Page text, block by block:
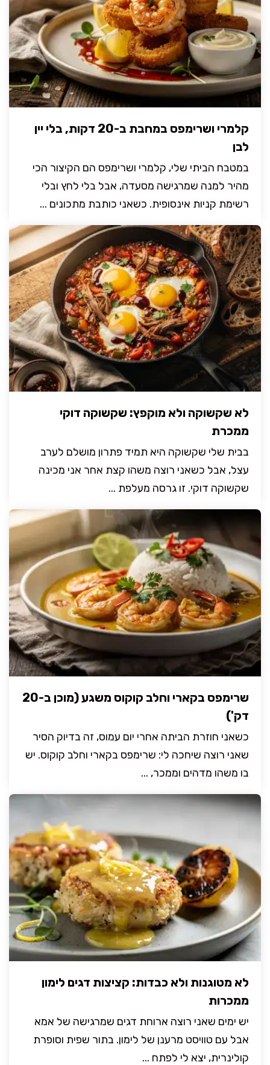
קלמרי ושרימפס במחבת ב-20 דקות, בלי יין
לבן
במטבח הביתי שלי, קלמרי ושרימפס הם הקיצור הכי
מהיר למנה שמרגישה מסעדה, אבל בלי לחץ ובלי
רשימת קניות אינסופית. כשאני כותבת מתכונים ...
לא שקשוקה ולא מוקפץ: שקשוקה דוקי
ממכרת
בבית שלי שקשוקה היא תמיד פתרון מושלם לערב
עצל, אבל כשאני רוצה משהו קצת אחר אני מכינה
שקשוקה דוקי. זו גרסה מעלפת ...
שרימפס בקארי וחלב קוקוס משגע (מוכן ב-20
דק')
כשאני חוזרת הביתה אחרי יום עמוס, זה בדיוק הסיר
שאני רוצה שיחכה לי: שרימפס בקארי וחלב קוקוס. יש
בו משהו מדהים וממכר, ...
לא מטוגנות ולא כבדות: קציצות דגים לימון
ממכרות
יש ימים שאני רוצה ארוחת דגים שמרגישה של אמא
אבל עם טוויסט מרענן של לימון. בתור שפית וסופרת
קולינרית, יצא לי לפתח ...